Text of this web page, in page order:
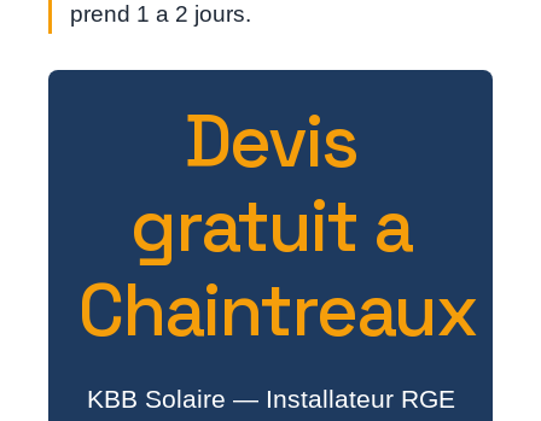
prend 1 a 2 jours.
Devis
gratuit a
Chaintreaux
KBB Solaire — Installateur RGE